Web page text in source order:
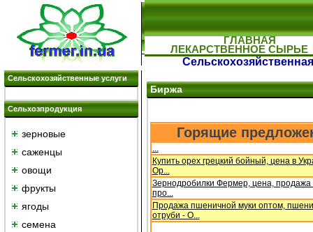
ГЛАВНАЯ
ЛЕКАРСТВЕННОЕ СЫРЬЕ
Сельскохозяйственные услуги
Сельхозпродукция
зерновые
саженцы
овощи
фрукты
ягоды
семена
Биржа
Горящие
...
Купить орех грецкий бойный, цена в
Ор...
Зернодробилки Фермер, цена, продажа
про...
Продажа пшеничной муки оптом,
отруби - О...